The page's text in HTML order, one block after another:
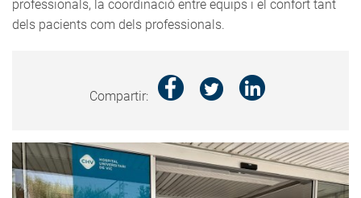
professionals, la coordinació entre equips i el confort tant
dels pacients com dels professionals.
Compartir: